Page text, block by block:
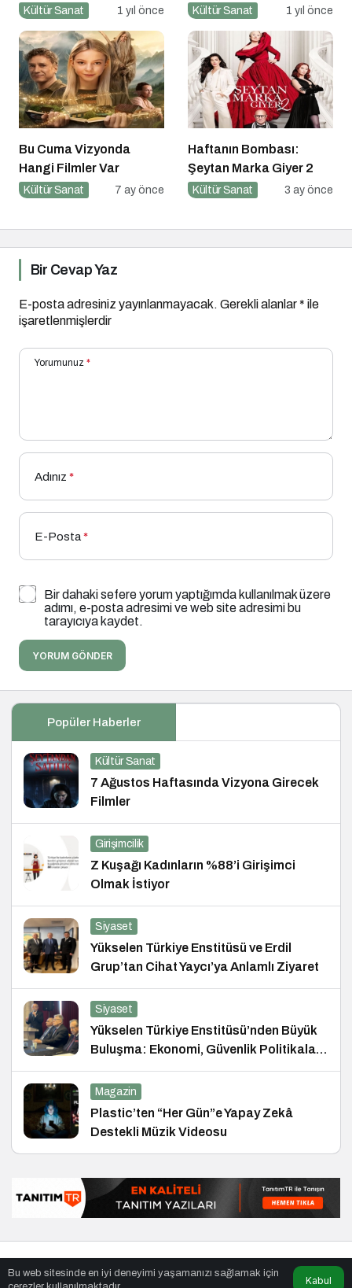
Dolup Taşıyor
Kültür Sanat 1 yıl önce
Dolu Akşamlar Sunuyor
Kültür Sanat 1 yıl önce
Bu Cuma Vizyonda
Hangi Filmler Var
Kültür Sanat 7 ay önce
Haftanın Bombası:
Şeytan Marka Giyer 2
Kültür Sanat 3 ay önce
Bir Cevap Yaz
E-posta adresiniz yayınlanmayacak. Gerekli alanlar* ile
işaretlenmişlerdir
Yorumunuz *
Adınız *
E-Posta*
Bir dahaki sefere yorum yaptığımda kullanılmak üzere
adımı, e-posta adresimi ve web site adresimi bu
tarayıcıya kaydet.
YORUM GÖNDER
Popüler Haberler
Kültür Sanat
7 Ağustos Haftasında Vizyona Girecek
Filmler
Girişimcilik
Z Kuşağı Kadınların %88’i Girişimci
Olmak İstiyor
Siyaset
Yükselen Türkiye Enstitüsü ve Erdil
Grup’tan Cihat Yaycı’ya Anlamlı Ziyaret
Siyaset
Yükselen Türkiye Enstitüsü’nden Büyük
Buluşma: Ekonomi, Güvenlik Politikaları
ve Hukuk Konferansı
Magazin
Plastic’ten “Her Gün”e Yapay Zekâ
Destekli Müzik Videosu
Bu web sitesinde en iyi deneyimi yaşamanızı sağlamak için
Kabul
en iyiler
listesi ,bihaber, sağlıklı